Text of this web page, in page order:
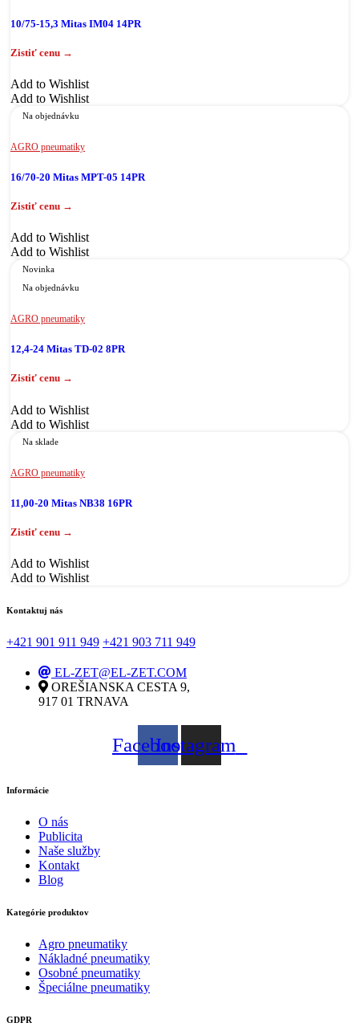
10/75-15,3 Mitas IM04 14PR
Add to Wishlist
Add to Wishlist
Na objednávku
AGRO pneumatiky
16/70-20 Mitas MPT-05 14PR
Add to Wishlist
Add to Wishlist
Novinka
Na objednávku
AGRO pneumatiky
12,4-24 Mitas TD-02 8PR
Add to Wishlist
Add to Wishlist
Na sklade
AGRO pneumatiky
11,00-20 Mitas NB38 16PR
Add to Wishlist
Add to Wishlist
Kontaktuj nás
+421 901 911 949 +421 903 711 949
EL-ZET@EL-ZET.COM
OREŠIANSKA CESTA 9,
917 01 TRNAVA
FacebookInstagram
Informácie
O nás
Publicita
Naše služby
Kontakt
Blog
Kategórie produktov
Agro pneumatiky
Nákladné pneumatiky
Osobné pneumatiky
Špeciálne pneumatiky
GDPR